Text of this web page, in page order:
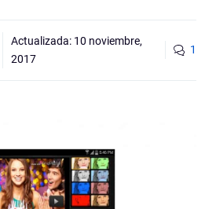
Actualizada: 10 noviembre,
2017
1